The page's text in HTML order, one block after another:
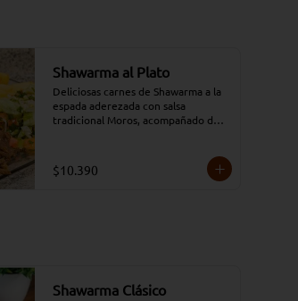
Shawarma al Plato
Deliciosas carnes de Shawarma a la
espada aderezada con salsa
tradicional Moros, acompañado de
Carne/Pollo/Mixto/Falafel)
$10.390
Shawarma Clásico